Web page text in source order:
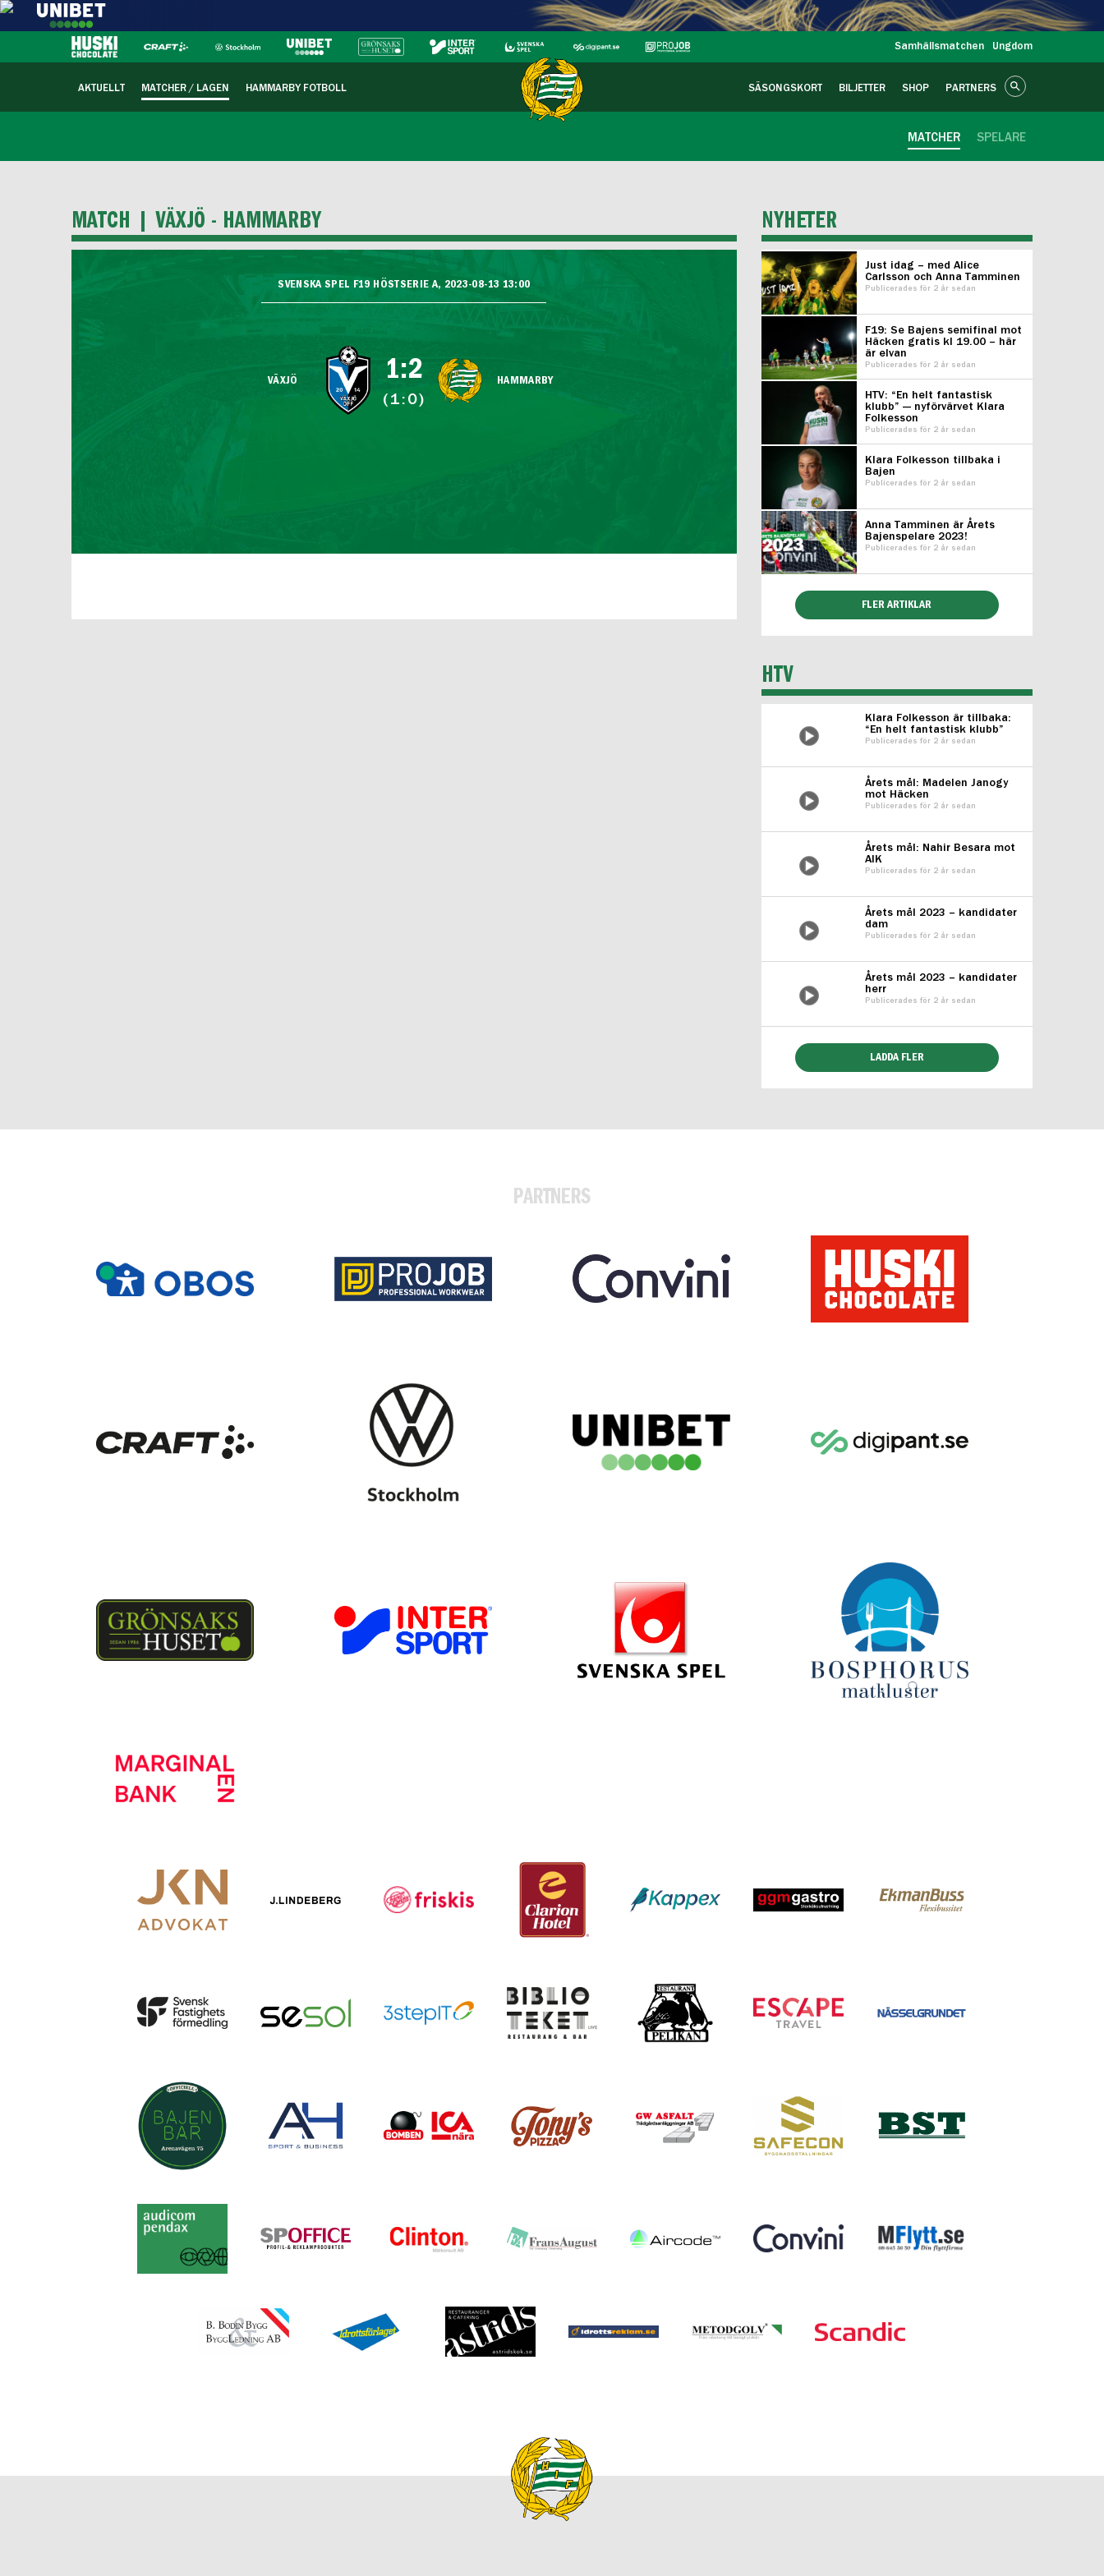
Samhällsmatchen Ungdom
AKTUELLT MATCHER / LAGEN HAMMARBY FOTBOLL SÄSONGSKORT BILJETTER SHOP PARTNERS
SPELARE
MATCHER
MATCH | VÄXJÖ - HAMMARBY
SVENSKA SPEL F19 HÖSTSERIE A, 2023-08-13 13:00
VÄXJÖ 1:2
(1:0)
HAMMARBY
NYHETER
Just idag – med Alice
Carlsson och Anna Tamminen
Publicerades för 2 år sedan
F19: Se Bajens semifinal mot
Häcken gratis kl 19.00 – här
är elvan
Publicerades för 2 år sedan
HTV: “En helt fantastisk
klubb” — nyförvärvet Klara
Folkesson
Publicerades för 2 år sedan
Klara Folkesson tillbaka i
Bajen
Publicerades för 2 år sedan
Anna Tamminen är Årets
Bajenspelare 2023!
Publicerades för 2 år sedan
FLER ARTIKLAR
HTV
Klara Folkesson är tillbaka:
“En helt fantastisk klubb”
Publicerades för 2 år sedan
Årets mål: Madelen Janogy
mot Häcken
Publicerades för 2 år sedan
Årets mål: Nahir Besara mot
AIK
Publicerades för 2 år sedan
Årets mål 2023 – kandidater
dam
Publicerades för 2 år sedan
Årets mål 2023 – kandidater
herr
Publicerades för 2 år sedan
LADDA FLER
PARTNERS